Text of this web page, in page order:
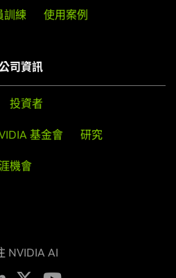
訓練 使用案例
司資訊
投資者
基金會 研究
機會
NVIDIA AI